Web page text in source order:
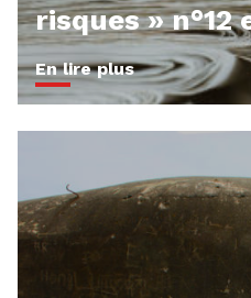
risques » n°12
En lire plus